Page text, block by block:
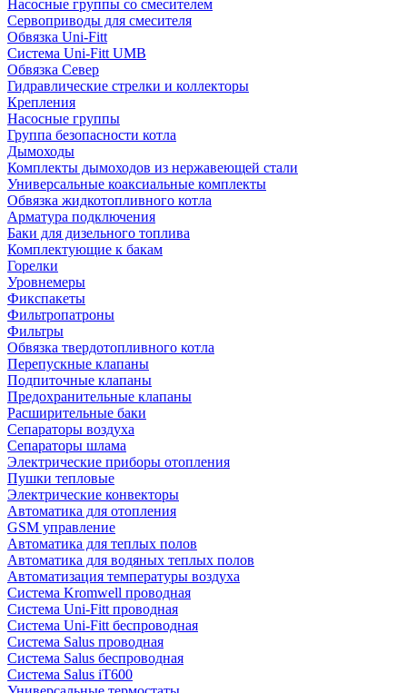
Насосные группы со смесителем
Сервоприводы для смесителя
Обвязка Uni-Fitt
Система Uni-Fitt UMB
Обвязка Север
Гидравлические стрелки и коллекторы
Крепления
Насосные группы
Группа безопасности котла
Дымоходы
Комплекты дымоходов из нержавеющей стали
Универсальные коаксиальные комплекты
Обвязка жидкотопливного котла
Арматура подключения
Баки для дизельного топлива
Комплектующие к бакам
Горелки
Уровнемеры
Фикспакеты
Фильтропатроны
Фильтры
Обвязка твердотопливного котла
Перепускные клапаны
Подпиточные клапаны
Предохранительные клапаны
Расширительные баки
Сепараторы воздуха
Сепараторы шлама
Электрические приборы отопления
Пушки тепловые
Электрические конвекторы
Автоматика для отопления
GSM управление
Автоматика для теплых полов
Автоматика для водяных теплых полов
Автоматизация температуры воздуха
Система Kromwell проводная
Система Uni-Fitt проводная
Система Uni-Fitt беспроводная
Система Salus проводная
Система Salus беспроводная
Система Salus iT600